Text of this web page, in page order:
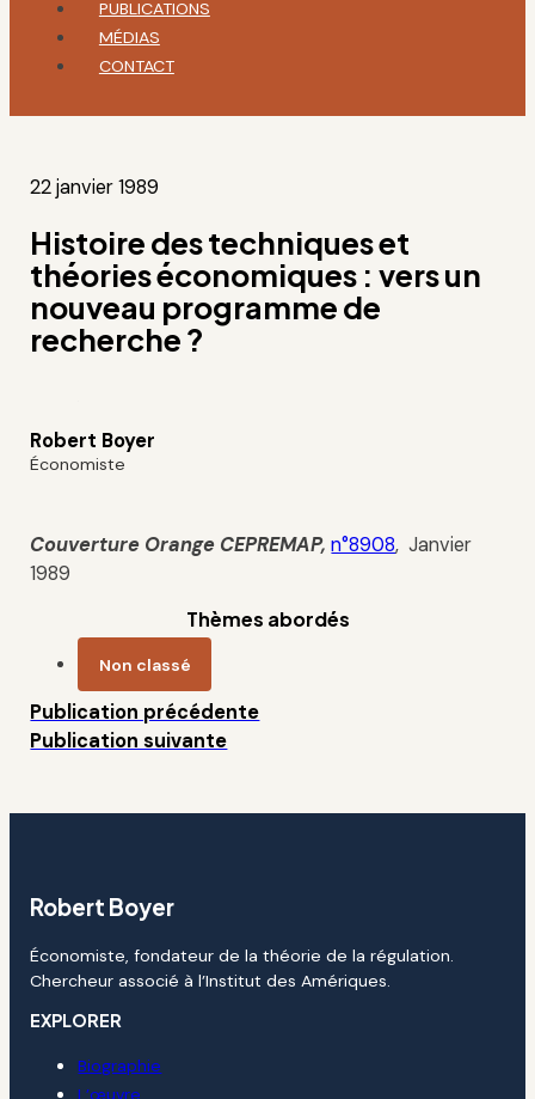
PUBLICATIONS
MÉDIAS
CONTACT
22 janvier 1989
Histoire des techniques et
théories économiques : vers un
nouveau programme de
recherche ?
Robert Boyer
Économiste
Couverture Orange CEPREMAP, n°8908, Janvier
1989
Thèmes abordés
Non classé
Publication précédente
Publication suivante
Robert Boyer
Économiste, fondateur de la théorie de la régulation.
Chercheur associé à l’Institut des Amériques.
EXPLORER
Biographie
L’œuvre